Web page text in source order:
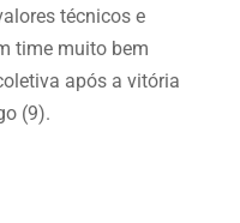
técnicos e
time muito bem
após a vitória
(9).